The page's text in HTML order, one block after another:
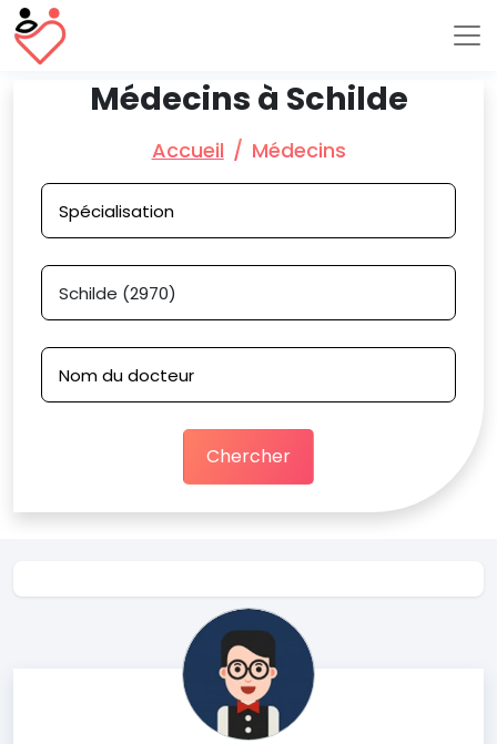
Médecins à Schilde
Accueil Médecins
Chercher